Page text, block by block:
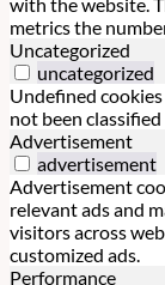
metrics the
Uncategorized
uncategorized
Undefined
not been
Advertisement
advertisement
Advertisement
relevant ads and
visitors across
customized ads.
Performance